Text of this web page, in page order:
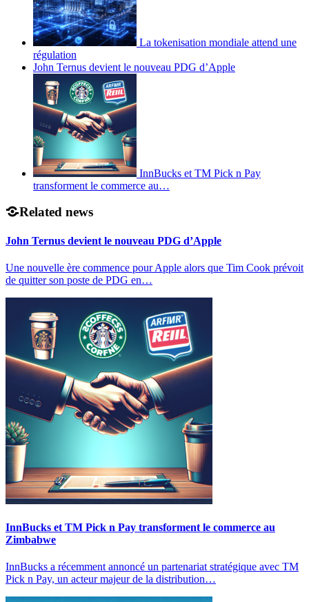
La tokenisation mondiale attend une
régulation
John Ternus devient le nouveau PDG d’Apple
InnBucks et TM Pick n Pay
transforment le commerce au…
Related news
John Ternus devient le nouveau PDG d’Apple
Une nouvelle ère commence pour Apple alors que Tim Cook prévoit
de quitter son poste de PDG en…
InnBucks et TM Pick n Pay transforment le commerce au
Zimbabwe
InnBucks a récemment annoncé un partenariat stratégique avec TM
Pick n Pay, un acteur majeur de la distribution…